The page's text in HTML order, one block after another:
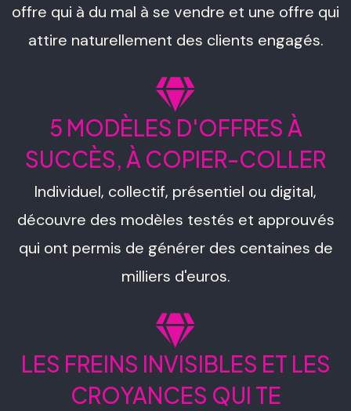
offre qui à du mal à se vendre et une offre qui
attire naturellement des clients engagés.
5 MODÈLES D'OFFRES À
SUCCÈS, À COPIER-COLLER
Individuel, collectif, présentiel ou digital,
découvre des modèles testés et approuvés
qui ont permis de générer des centaines de
milliers d'euros.
LES FREINS INVISIBLES ET LES
CROYANCES QUI TE